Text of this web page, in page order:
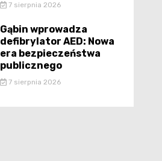
7 sierpnia 2026
Gąbin wprowadza
defibrylator AED: Nowa
era bezpieczeństwa
publicznego
7 sierpnia 2026